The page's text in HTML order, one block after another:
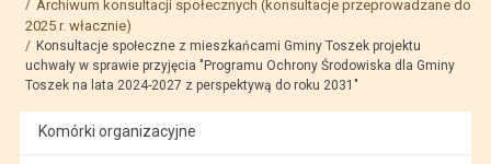
Archiwum konsultacji społecznych (konsultacje przeprowadzane do
2025 r. włacznie)
Konsultacje społeczne z mieszkańcami Gminy Toszek projektu
uchwały w sprawie przyjęcia "Programu Ochrony Środowiska dla Gminy
Toszek na lata 2024-2027 z perspektywą do roku 2031"
Komórki organizacyjne